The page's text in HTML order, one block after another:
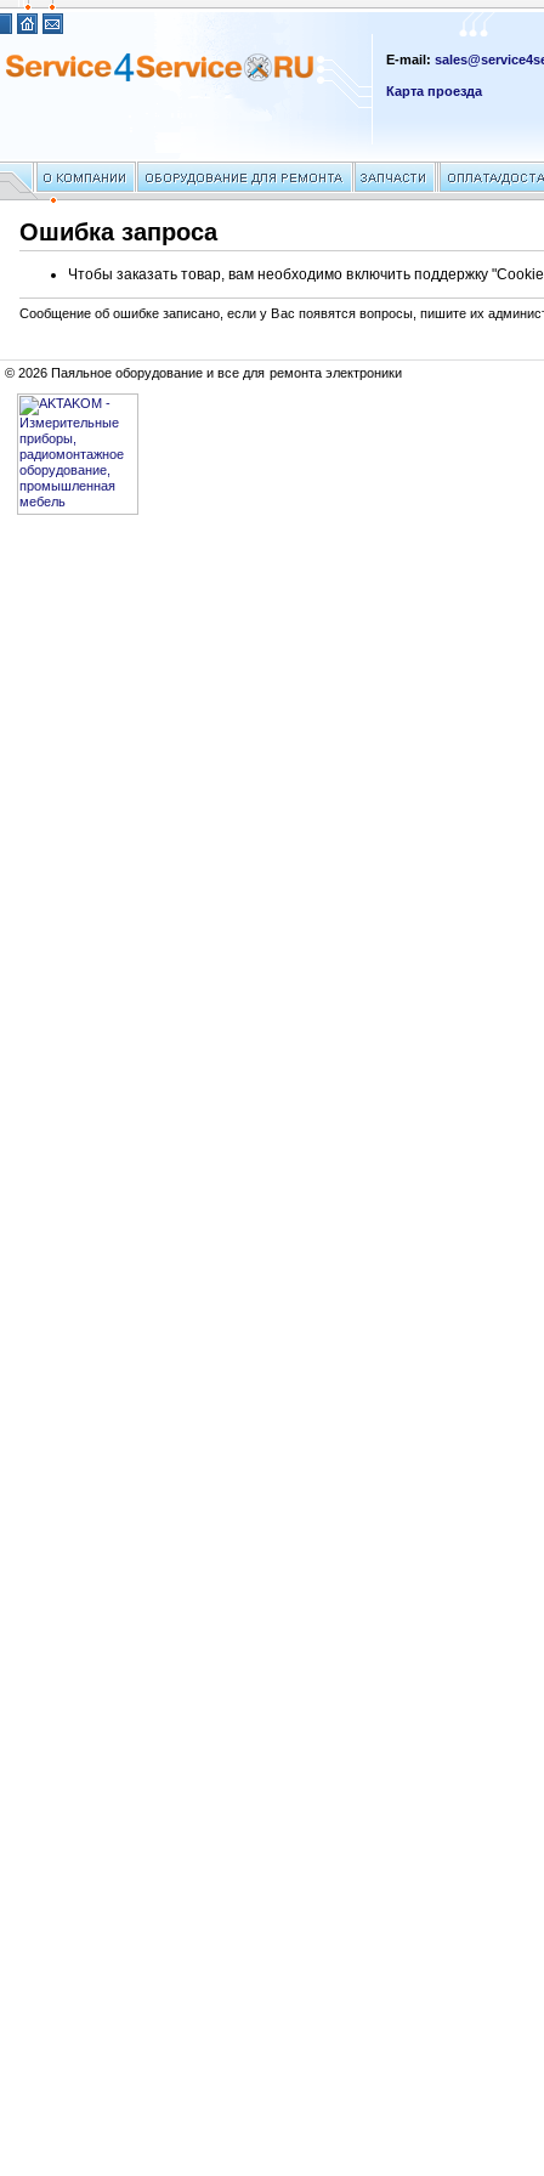
E-mail:
Карта проезда
Ошибка запроса
Чтобы заказать товар, вам необходимо включить поддержку
Сообщение об ошибке записано, если у Вас появятся вопросы, пишите их
© 2026 Паяльное оборудование и все для ремонта электроники